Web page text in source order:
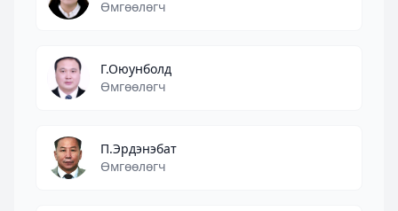
Өмгөөлөгч
Г.Оюунболд
Өмгөөлөгч
П.Эрдэнэбат
Өмгөөлөгч